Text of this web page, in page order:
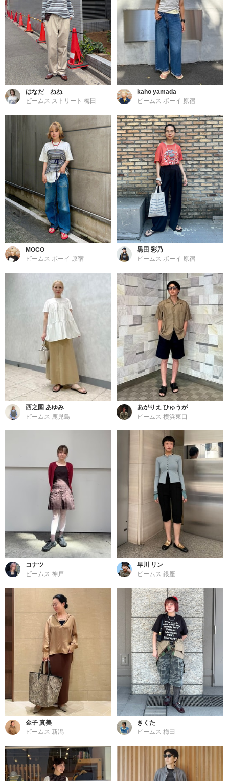
はなだ ねね
ビームス ストリート 梅田
kaho yamada
ビームス ボーイ 原宿
MOCO
ビームス ボーイ 原宿
黒田 彩乃
ビームス ボーイ 原宿
西之園 あゆみ
ビームス 鹿児島
あがりえ ひゅうが
ビームス 横浜東口
コナツ
ビームス 神戸
早川 リン
ビームス 銀座
金子 真美
ビームス 新潟
きくた
ビームス 梅田